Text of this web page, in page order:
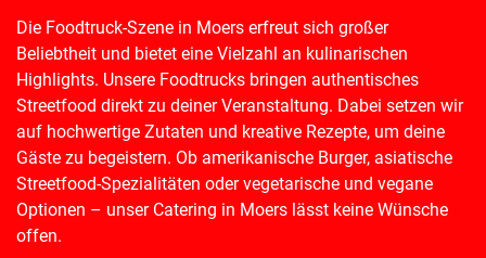
Die Foodtruck-Szene in Moers erfreut sich großer
Beliebtheit und bietet eine Vielzahl an kulinarischen
Highlights. Unsere Foodtrucks bringen authentisches
Streetfood direkt zu deiner Veranstaltung. Dabei setzen wir
auf hochwertige Zutaten und kreative Rezepte, um deine
Gäste zu begeistern. Ob amerikanische Burger, asiatische
Streetfood-Spezialitäten oder vegetarische und vegane
Optionen – unser Catering in Moers lässt keine Wünsche
offen.